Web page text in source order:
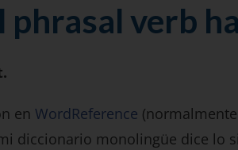
phrasal verb
en WordReference
diccionario monolingüe dice lo